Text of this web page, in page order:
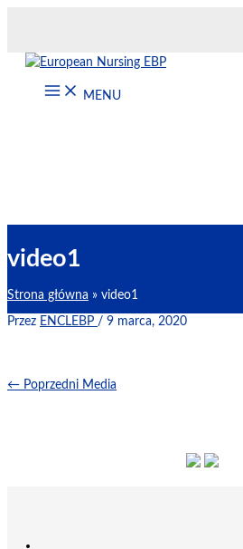
treści
MENU
video1
Strona główna video1
Przez ENCLEBP / 9 marca, 2020
← Poprzedni Media